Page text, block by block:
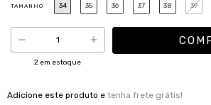
TAMANHO 34 35 36 37 38 39
2 em estoque
Adicione este produto e tenha frete grátis!